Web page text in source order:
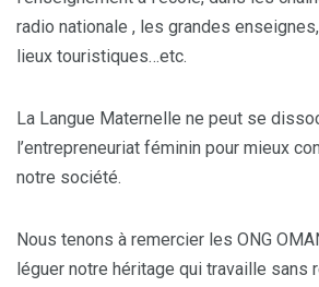
radio nationale , les grandes
lieux touristiques…etc.
La Langue Maternelle ne peut se
l’entrepreneuriat féminin pour mieux
notre société.
Nous tenons à remercier les ONG
léguer notre héritage qui travaille sans